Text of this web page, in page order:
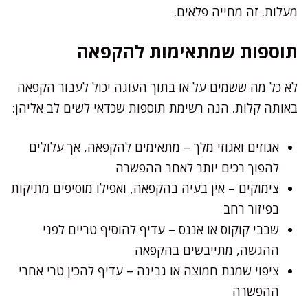
מעלות. זה מחייה פלאים.
תוספות שמתאימות להקפאה
לא כל מה ששמים על או בתוך העוגה יכול לעבור הקפאה
באותה קלות. הנה רשימת תוספות שכדאי לשים לב אליהן:
אגוזים ואגוזי מלך – מתאימים להקפאה, אך עלולים
להפוך רכים יותר לאחר ההפשרה
צימוקים – אין בעיה בהקפאה, ואפילו מוסיפים מתיקות
בפיזור רחב
שבבי קוקוס או אננס – עדיף להוסיף טריים לפני
ההגשה, מתייבשים בהקפאה
ציפוי שמנת חמוצה או גבינה – עדיף להכין טרי אחרי
ההפשרה